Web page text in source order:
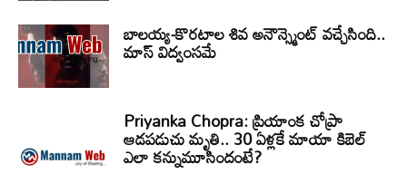
బాలయ్య-కొరటాల శివ అనౌన్స్మెంట్ వచ్చేసింది..
మాస్ విద్వంసమే
Priyanka Chopra: ప్రియాంక చోప్రా
ఆడపడుచు మృతి.. 30 ఏళ్లకే మాయా కిబెల్
ఎలా కన్నుమూసిందంటే?